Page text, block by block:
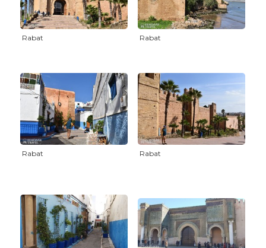
Rabat Rabat
Rabat Rabat